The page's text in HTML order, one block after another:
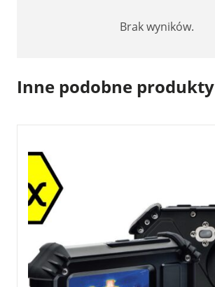
Brak wyników.
Inne podobne produkty